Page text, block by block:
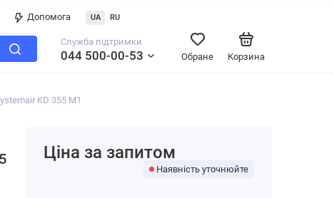
Допомога UA RU
Служба підтримки
044 500-00-53 Корзина
Обране
KD 355 M1
Ціна за запитом
Наявність уточнюйте